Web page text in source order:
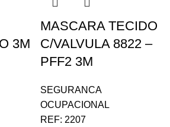
3M
MASCARA TECIDO
C/VALVULA 8822 –
PFF2 3M
SEGURANCA
OCUPACIONAL
REF: 2207